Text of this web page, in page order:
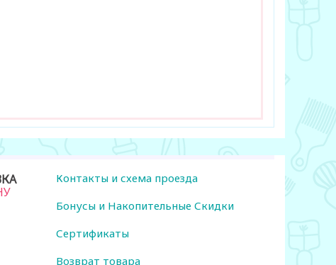
Контакты и схема проезда
Бонусы и Накопительные Скидки
Сертификаты
Возврат товара